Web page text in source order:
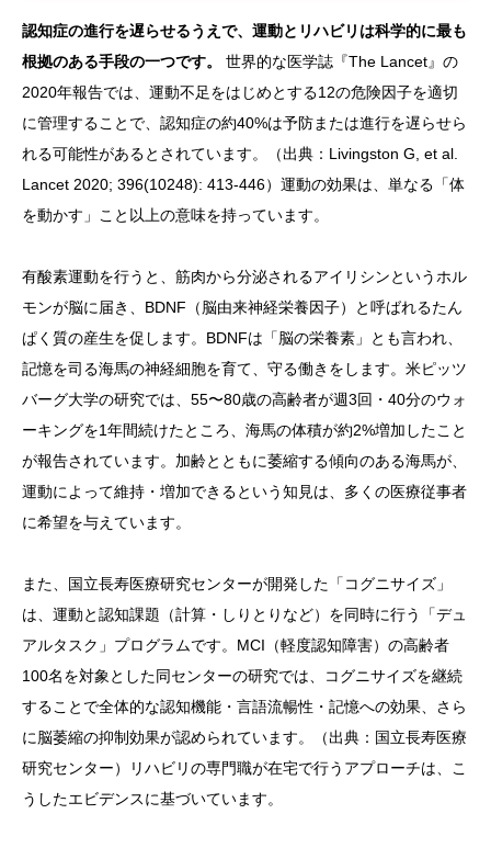
認知症の進行を遅らせるうえで、運動とリハビリは科学的に最も
根拠のある手段の一つです。
世界的な医学誌『The Lancet』の
2020年報告では、運動不足をはじめとする12の危険因子を適切
に管理することで、認知症の約40%は予防または進行を遅らせら
れる可能性があるとされています。（出典：Livingston G, et al.
Lancet 2020; 396(10248): 413-446）運動の効果は、単なる「体
を動かす」こと以上の意味を持っています。
有酸素運動を行うと、筋肉から分泌されるアイリシンというホル
モンが脳に届き、BDNF（脳由来神経栄養因子）と呼ばれるたん
ぱく質の産生を促します。BDNFは「脳の栄養素」とも言われ、
記憶を司る海馬の神経細胞を育て、守る働きをします。米ピッツ
バーグ大学の研究では、55〜80歳の高齢者が週3回・40分のウォ
ーキングを1年間続けたところ、海馬の体積が約2%増加したこと
が報告されています。加齢とともに萎縮する傾向のある海馬が、
運動によって維持・増加できるという知見は、多くの医療従事者
に希望を与えています。
また、国立長寿医療研究センターが開発した「コグニサイズ」
は、運動と認知課題（計算・しりとりなど）を同時に行う「デュ
アルタスク」プログラムです。MCI（軽度認知障害）の高齢者
100名を対象とした同センターの研究では、コグニサイズを継続
することで全体的な認知機能・言語流暢性・記憶への効果、さら
に脳萎縮の抑制効果が認められています。（出典：国立長寿医療
研究センター）リハビリの専門職が在宅で行うアプローチは、こ
うしたエビデンスに基づいています。